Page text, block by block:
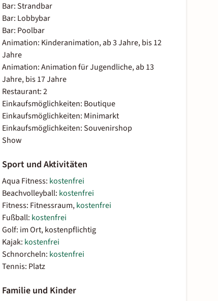
Bar: Strandbar
Bar: Lobbybar
Bar: Poolbar
Animation: Kinderanimation, ab 3 Jahre, bis 12
Jahre
Animation: Animation für Jugendliche, ab 13
Jahre, bis 17 Jahre
Restaurant: 2
Einkaufsmöglichkeiten: Boutique
Einkaufsmöglichkeiten: Minimarkt
Einkaufsmöglichkeiten: Souvenirshop
Show
Sport und Aktivitäten
Aqua Fitness: kostenfrei
Beachvolleyball: kostenfrei
Fitness: Fitnessraum,kostenfrei
Fußball: kostenfrei
Golf: im Ort, kostenpflichtig
Kajak: kostenfrei
Schnorcheln: kostenfrei
Tennis: Platz
Familie und Kinder